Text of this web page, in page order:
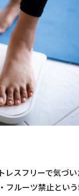
レスフリーで気づ
フルーツ禁止とい